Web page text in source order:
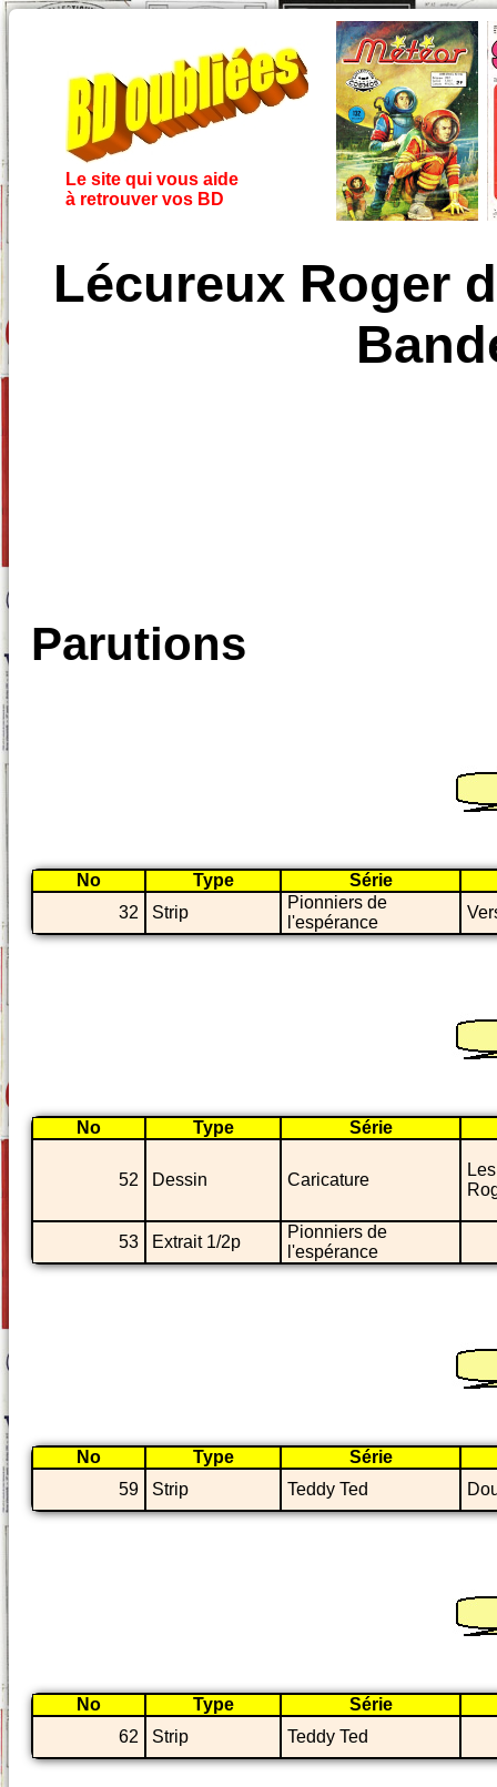
Le site qui vous aide
à retrouver vos BD
Lécureux Roger
Parutions
No Type
Série
32
Strip
Pionniers de
l'espérance
No Type Série
52 Dessin Caricature
53 Extrait 1/2p
Pionniers de
l'espérance
No Type
Série
59
Strip Teddy Ted
No Type
Série
62
Strip Teddy Ted